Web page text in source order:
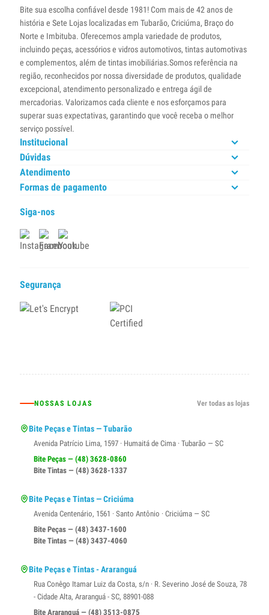
Bite sua escolha confiável desde 1981! Com mais de 42 anos de
história e Sete Lojas localizadas em Tubarão, Criciúma, Braço do
Norte e Imbituba. Oferecemos ampla variedade de produtos,
incluindo peças, acessórios e vidros automotivos, tintas automotivas
e complementos, além de tintas imobiliárias.Somos referência na
região, reconhecidos por nossa diversidade de produtos, qualidade
excepcional, atendimento personalizado e entrega ágil de
mercadorias. Valorizamos cada cliente e nos esforçamos para
superar suas expectativas, garantindo que você receba o melhor
serviço possível.
Institucional
Dúvidas
Atendimento
Formas de pagamento
Siga-nos
Segurança
NOSSAS LOJAS Ver todas as lojas
Bite Peças e Tintas — Tubarão
Avenida Patrício Lima, 1597 · Humaitá de Cima · Tubarão — SC
Bite Peças — (48) 3628-0860
Bite Tintas — (48) 3628-1337
Bite Peças e Tintas — Criciúma
Avenida Centenário, 1561 · Santo Antônio · Criciúma — SC
Bite Peças — (48) 3437-1600
Bite Tintas — (48) 3437-4060
Bite Peças e Tintas - Araranguá
Rua Conêgo Itamar Luiz da Costa, s/n · R. Severino José de Souza, 78
- Cidade Alta, Araranguá - SC, 88901-088
Bite Araranguá — (48) 3513-0875